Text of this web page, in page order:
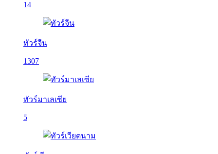
14
ทัวร์จีน
1307
ทัวร์มาเลเซีย
5